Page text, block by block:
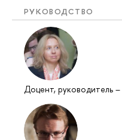
РУКОВОДСТВО
Доцент, руководитель –